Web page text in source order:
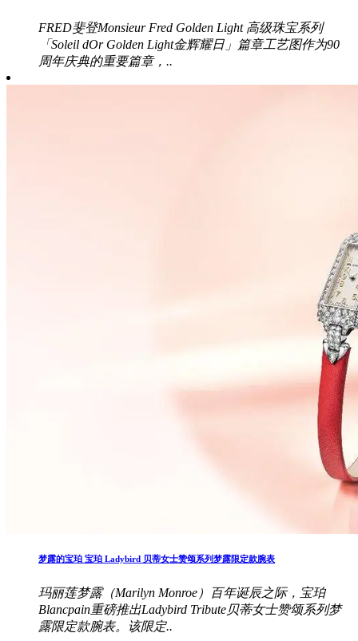
FRED斐登Monsieur Fred Golden Light 高级珠宝系列
「Soleil dOr Golden Light金辉耀日」篇章工艺图作为90
周年庆典的重要篇章，..
梦露的宝珀 宝珀 Ladybird 贝蒂女士赞颂系列梦露限定款腕表
玛丽莲梦露（Marilyn Monroe）百年诞辰之际，宝珀
Blancpain重磅推出Ladybird Tribute贝蒂女士赞颂系列梦
露限定款腕表。该限定..